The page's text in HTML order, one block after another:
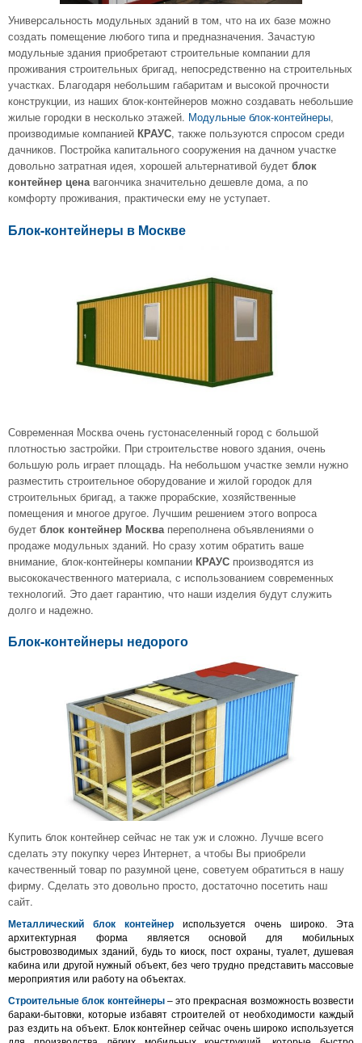
Универсальность модульных зданий в том, что на их базе можно
создать помещение любого типа и предназначения. Зачастую
модульные здания приобретают строительные компании для
проживания строительных бригад, непосредственно на строительных
участках. Благодаря небольшим габаритам и высокой прочности
конструкции, из наших блок-контейнеров можно создавать небольшие
жилые городки в несколько этажей. Модульные блок-контейнеры,
производимые компанией КРАУС, также пользуются спросом среди
дачников. Постройка капитального сооружения на дачном участке
довольно затратная идея, хорошей альтернативой будет блок
контейнер ценавагончика значительно дешевле дома, а по
комфорту проживания, практически ему не уступает.
Блок-контейнеры в Москве
Современная Москва очень густонаселенный город с большой
плотностью застройки. При строительстве нового здания, очень
большую роль играет площадь. На небольшом участке земли нужно
разместить строительное оборудование и жилой городок для
строительных бригад, а также прорабские, хозяйственные
помещения и многое другое. Лучшим решением этого вопроса
будет блок контейнер Москва переполнена объявлениями о
продаже модульных зданий. Но сразу хотим обратить ваше
внимание, блок-контейнеры компании КРАУС производятся из
высококачественного материала, с использованием современных
технологий. Это дает гарантию, что наши изделия будут служить
долго и надежно.
Блок-контейнеры недорого
Купить блок контейнер сейчас не так уж и сложно. Лучше всего
сделать эту покупку через Интернет, а чтобы Вы приобрели
качественный товар по разумной цене, советуем обратиться в нашу
фирму. Сделать это довольно просто, достаточно посетить наш
сайт.
Металлический блок контейнер используется очень широко. Эта
архитектурная форма является основой для мобильных
быстровозводимых зданий, будь то киоск, пост охраны, туалет, душевая
кабина или другой нужный объект, без чего трудно представить массовые
мероприятия или работу на объектах.
Строительные блок контейнеры– это прекрасная возможность возвести
бараки-бытовки, которые избавят строителей от необходимости каждый
раз ездить на объект. Блок контейнер сейчас очень широко используется